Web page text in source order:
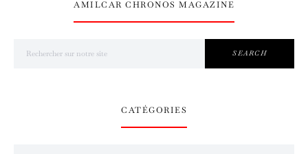
AMILCAR CHRONOS MAGAZINE
SEARCH
CATÉGORIES